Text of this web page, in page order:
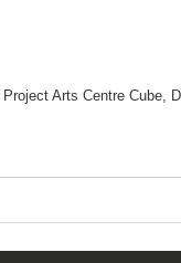
Arts Centre Cube,